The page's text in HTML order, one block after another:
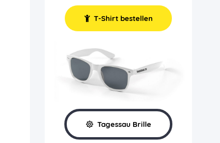
T-Shirt bestellen
Tagessau Brille